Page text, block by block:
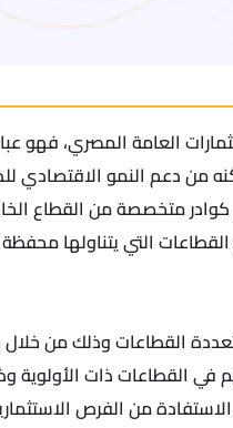
العامة المصري،
من دعم النمو
متخصصة من القطاع
التي يتناولها
القطاعات وذلك من خلال
في القطاعات ذات
من الفرص